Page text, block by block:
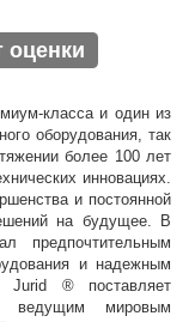
оценки
класса и один из
оборудования, так
более 100 лет
инновациях.
и постоянной
на будущее. В
предпочтительным
и надежным
Jurid ® поставляет
ведущим мировым